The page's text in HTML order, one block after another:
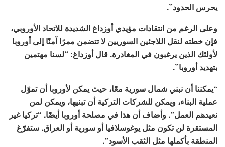
يحرس الحدود”.
وعلى الرغم من انتقادات مؤيدي أوزداغ الشديدة للاتحاد الأوروبي،
فإن خطته لنقل اللاجئين السوريين لا تتضمن ممرًا آمنًا إلى أوروبا
لأولئك الذين يرغبون في المغادرة. قال أوزداغ: “لسنا مهتمين
بتهديد أوروبا”.
“يمكننا أن نبني شمال سورية معًا، حيث يمكن لأوروبا أن تموّل
عملية البناء، ويمكن للشركات التركية أن تبنيها، ويمكن لمن
نعيدهم العمل”. وأضاف أن هذا في مصلحة أوروبا أيضًا. “تركيا غير
المستقرة لن تكون مثل يوغوسلافيا أو سورية أو العراق. ستفرّغ
المنطقة بأكملها مثل الثقب الأسود”.